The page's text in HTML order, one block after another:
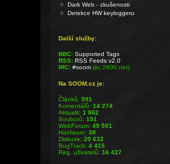
Dark Web - zkušenosti
Detekce HW keyloggeru
Další služby:
BBC: Supported Tags
RSS: RSS Feeds v2.0
IRC: #soom(irc.2600.net)
Na SOOM.cz je:
Článků:991
Komentářů:14 274
Aktualit:1 862
Souborů:151
WebForum:49 501
Hardware:38
Diskuze:20 632
BugTrack:4 415
Reg. uživatelů:16 427